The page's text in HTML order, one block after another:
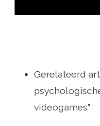
Gerelateerd
videogames"